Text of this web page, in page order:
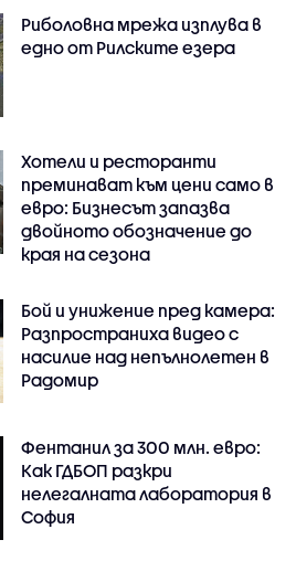
Риболовна мрежа изплува в
едно от Рилските езера
Хотели и ресторанти
преминават към цени само в
евро: Бизнесът запазва
двойното обозначение до
края на сезона
Бой и унижение пред камера:
Разпространиха видео с
насилие над непълнолетен в
Радомир
Фентанил за 300 млн. евро:
Как ГДБОП разкри
нелегалната лаборатория в
София